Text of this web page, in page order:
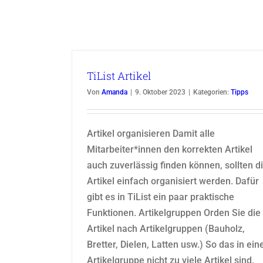
TiList Artikel
Von Amanda 9. Oktober 2023 Kategorien: Tipps
Artikel organisieren Damit alle
Mitarbeiter*innen den korrekten Artikel
auch zuverlässig finden können, sollten
Artikel einfach organisiert werden. Dafür
gibt es in TiList ein paar praktische
Funktionen. Artikelgruppen Orden Sie die
Artikel nach Artikelgruppen (Bauholz,
Bretter, Dielen, Latten usw.) So das in
Artikelgruppe nicht zu viele Artikel sind.